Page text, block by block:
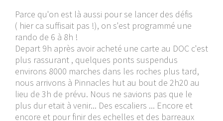
Parce qu'on est là aussi pour se lancer des défis
( hier ca suffisait pas !), on s'est programmé une
rando de 6 à 8h !
Depart 9h après avoir acheté une carte au DOC c'est
plus rassurant , quelques ponts suspendus
environs 8000 marches dans les roches plus tard,
nous arrivons à Pinnacles hut au bout de 2h20 au
lieu de 3h de prévu. Nous ne savions pas que le
plus dur etait à venir... Des escaliers ... Encore et
encore et pour finir des echelles et des barreaux